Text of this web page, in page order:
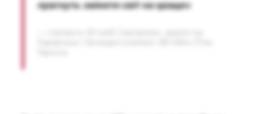
прагнуть змінити світ на краще»